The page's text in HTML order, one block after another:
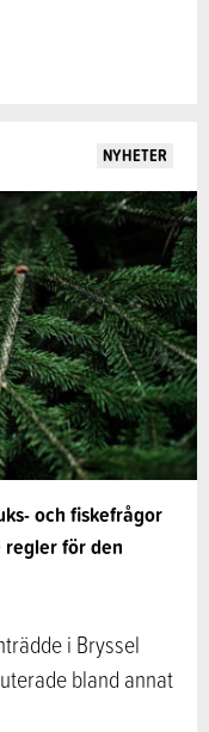
och fiskefrågor
för den
NYHETER
i Bryssel
bland annat